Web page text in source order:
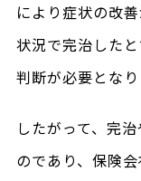
により症状の改
状況で完治した
判断が必要となり
したがって、完
のであり、保険